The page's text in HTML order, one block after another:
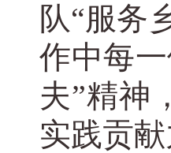
队“服务
作中每
夫”精神
实践贡献